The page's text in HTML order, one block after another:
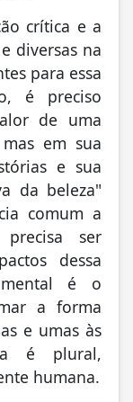
crítica e a
diversas na
para essa
é preciso
de uma
em sua
e sua
da beleza"
comum a
ser
dessa
é o
a forma
e umas às
é plural,
humana.